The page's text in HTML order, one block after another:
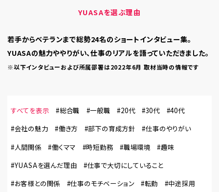
YUASAを選ぶ理由
若手からベテランまで総勢24名のショートインタビュー集。
YUASAの魅力ややりがい、仕事のリアルを語っていただきました。
※以下インタビューおよび所属部署は2022年6月 取材当時の情報です
すべてを表示 #総合職 #一般職 #20代 #30代
#40代
#会社の魅力
#働き方 #部下の育成方針
#仕事のやりがい
#人間関係
#働くママ #時短勤務 #職場環境
#趣味
#YUASAを選んだ理由
#仕事で大切にしていること
#お客様との関係
#仕事のモチベーション #転勤
#中途採用